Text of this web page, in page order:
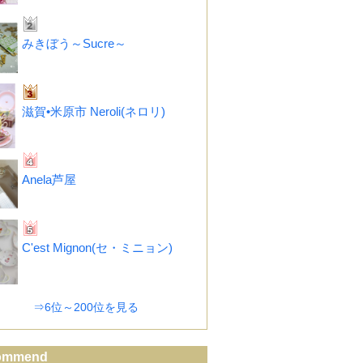
みきぼう～Sucre～
滋賀•米原市 Neroli(ネロリ)
Anela芦屋
C'est Mignon(セ・ミニョン)
⇒6位～200位を見る